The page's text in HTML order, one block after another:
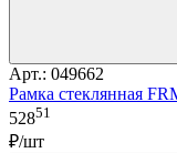
Арт.: 049662
Рамка стеклянная
52851
₽/шт